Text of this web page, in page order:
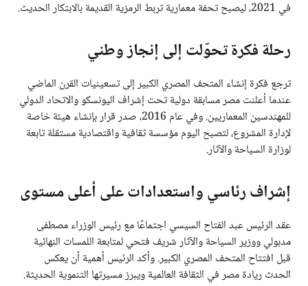
في 2021، ليصبح تحفة معمارية تربط الرمزية القديمة بالابتكار الحديث.
رحلة فكرة تحوّلت إلى إنجاز وطني
ترجع فكرة إنشاء المتحف المصري الكبير إلى تسعينيات القرن الماضي
عندما أعلنت مصر مسابقة دولية تحت إشراف اليونسكو والاتحاد الدولي
للمهندسين المعماريين. وفي عام 2016، صدر قرار بإنشاء هيئة خاصة
لإدارة المشروع، لتصبح اليوم مؤسسة ثقافية واقتصادية مستقلة تابعة
لوزارة السياحة والآثار.
إشراف رئاسي واستعدادات على أعلى مستوى
عقد الرئيس عبد الفتاح السيسي اجتماعًا مع رئيس الوزراء مصطفى
مدبولي ووزير السياحة والآثار شريف فتحي لمتابعة اللمسات النهائية
قبل افتتاح المتحف المصري الكبير. وأكد الرئيس أهمية أن يعكس
الحدث ريادة مصر في الثقافة العالمية ويبرز مسيرتها التنموية الحديثة.